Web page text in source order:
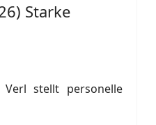
Starke
Verl stellt personelle